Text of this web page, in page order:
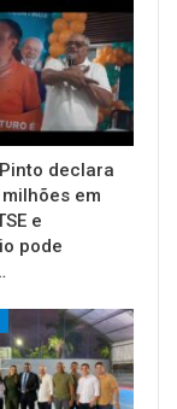
declara
em
e
pode